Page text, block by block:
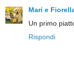
Mari e
Un primo
Rispondi